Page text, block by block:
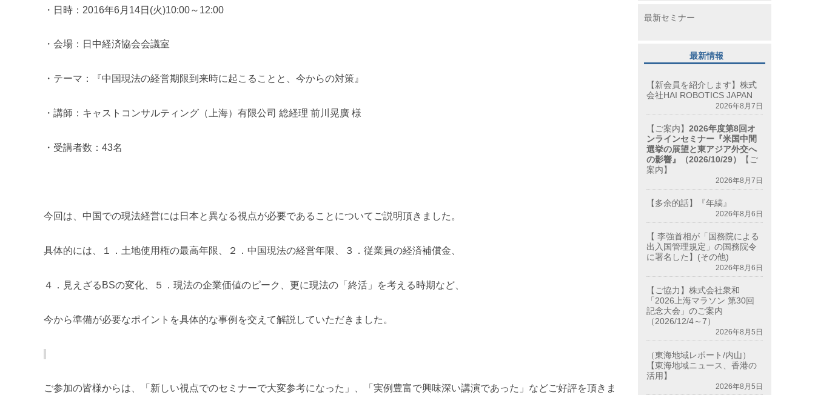
i
・日時：2016年6月14日(火)10:00～12:00
・会場：日中経済協会会議室
・テーマ：『中国現法の経営期限到来時に起こることと、今からの対策』
・講師：キャストコンサルティング（上海）有限公司 総経理 前川晃廣 様
・受講者数：43名
今回は、中国での現法経営には日本と異なる視点が必要であることについてご説明頂きました。
具体的には、１．土地使用権の最高年限、２．中国現法の経営年限、３．従業員の経済補償金、
４．見えざるBSの変化、５．現法の企業価値のピーク、更に現法の「終活」を考える時期など、
今から準備が必要なポイントを具体的な事例を交えて解説していただきました。
ご参加の皆様からは、「新しい視点でのセミナーで大変参考になった」、「実例豊富で興味深い講演であった」などご好評を頂きま
最新セミナー
最新情報
【新会員を紹介します】株式
会社HAI ROBOTICS JAPAN
2026年8月7日
【ご案内】2026年度第8回オ
ンラインセミナー『米国中間
選挙の展望と東アジア外交へ
の影響』（2026/10/29）
【ご
案内】
2026年8月7日
【多余的話】『年縞』
2026年8月6日
【 李強首相が「国務院による
出入国管理規定」の国務院令
に署名した】(その他)
2026年8月6日
【ご協力】株式会社衆和
「2026上海マラソン 第30回
記念大会」のご案内
（2026/12/4～7）
2026年8月5日
（東海地域レポート/内山）
【東海地域ニュース、香港の
活用】
2026年8月5日